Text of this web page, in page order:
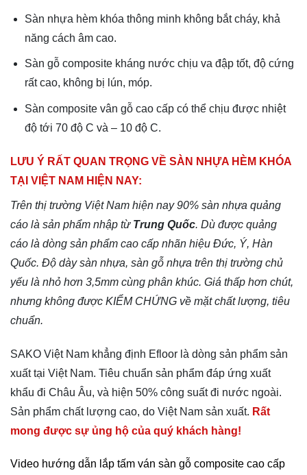
Sàn nhựa hèm khóa thông minh không bắt cháy, khả
năng cách âm cao.
Sàn gỗ composite kháng nước chịu va đập tốt, độ cứng
rất cao, không bị lún, móp.
Sàn composite vân gỗ cao cấp có thể chịu được nhiệt
độ tới 70 độ C và – 10 độ C.
LƯU Ý RẤT QUAN TRỌNG VỀ SÀN NHỰA HÈM KHÓA
TẠI VIỆT NAM HIỆN NAY:
Trên thị trường Việt Nam hiện nay90% sàn nhựa quảng
cáo là sản phẩm nhập từ Trung Quốc. Dù được quảng
cáo là dòng sản phẩm cao cấp nhãn hiệu Đức, Ý, Hàn
Quốc. Độ dày sàn nhựa, sàn gỗ nhựa trên thị trường chủ
yếu là nhỏ hơn 3,5mm cùng phân khúc. Giá thấp hơn chút,
nhưng không được KIỂM CHỨNG về mặt chất lượng, tiêu
chuẩn.
SAKO Việt Nam khẳng định Efloor là dòng sản phẩm sản
xuất tại Việt Nam. Tiêu chuẩn sản phẩm đáp ứng xuất
khẩu đi Châu Âu, và hiện 50% công suất đi nước ngoài.
Sản phẩm chất lượng cao, do Việt Nam sản xuất. Rất
mong được sự ủng hộ của quý khách hàng!
Video hướng dẫn lắp tấm ván sàn gỗ composite cao cấp